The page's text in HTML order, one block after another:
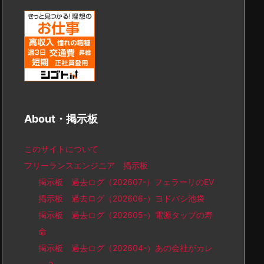
About・掲示板
このサイトについて
フリーランスエンジニア 掲示板
掲示板 過去ログ（202607-）フェラーリのEV
掲示板 過去ログ（202606-）ヨドバシ池袋
掲示板 過去ログ（202605-）電源タップの寿
命
掲示板 過去ログ（202604-）あの会社がカレ